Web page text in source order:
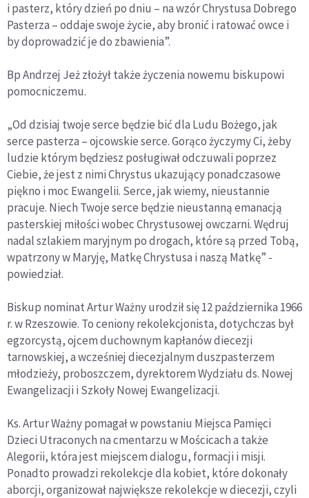
i pasterz, który dzień po dniu – na wzór Chrystusa Dobrego
Pasterza – oddaje swoje życie, aby bronić i ratować owce i
by doprowadzić je do zbawienia”.
Bp Andrzej Jeż złożył także życzenia nowemu biskupowi
pomocniczemu.
„Od dzisiaj twoje serce będzie bić dla Ludu Bożego, jak
serce pasterza – ojcowskie serce. Gorąco życzymy Ci, żeby
ludzie którym będziesz posługiwał odczuwali poprzez
Ciebie, że jest z nimi Chrystus ukazujący ponadczasowe
piękno i moc Ewangelii. Serce, jak wiemy, nieustannie
pracuje. Niech Twoje serce będzie nieustanną emanacją
pasterskiej miłości wobec Chrystusowej owczarni. Wędruj
nadal szlakiem maryjnym po drogach, które są przed Tobą,
wpatrzony w Maryję, Matkę Chrystusa i naszą Matkę” -
powiedział.
Biskup nominat Artur Ważny urodził się 12 października 1966
r. w Rzeszowie. To ceniony rekolekcjonista, dotychczas był
egzorcystą, ojcem duchownym kapłanów diecezji
tarnowskiej, a wcześniej diecezjalnym duszpasterzem
młodzieży, proboszczem, dyrektorem Wydziału ds. Nowej
Ewangelizacji i Szkoły Nowej Ewangelizacji.
Ks. Artur Ważny pomagał w powstaniu Miejsca Pamięci
Dzieci Utraconych na cmentarzu w Mościcach a także
Alegorii, która jest miejscem dialogu, formacji i misji.
Ponadto prowadzi rekolekcje dla kobiet, które dokonały
aborcji, organizował największe rekolekcje w diecezji, czyli